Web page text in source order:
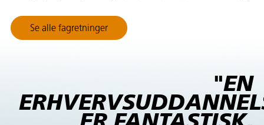
Se alle fagretninger
"EN